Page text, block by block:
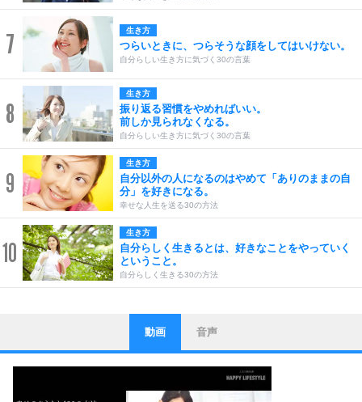
7 生き方
つらいときに、つらそうな顔をしてはいけない。
自分らしい生き方に気づく30の言葉
8
生き方
振り返る習慣をやめればいい。
前しか見られなくなる。
自分らしい生き方に気づく30の言葉
9
生き方
自分以外の人になるのはやめて「ありのままの自
分」を好きになる。
幸せな人生を送る30の方法
10
生き方
自分らしく生きるとは、好きなことをやっていく
ということ。
自分らしく生きる30の方法
1
ストレス対策
他人と比べない。
いっそのこと、他人を見ない。
いらいらしない人になる30の方法
動画 音声